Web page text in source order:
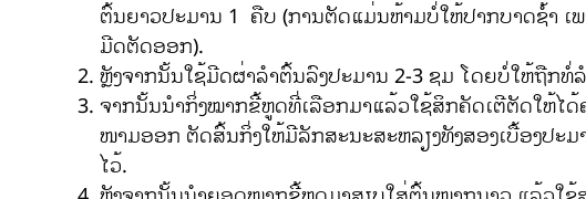
ຕົ້ນຍາວປະມານ 1 ຄືບ (ການຕັດແມ່ນຫ້າມບໍ່ໃຫ້ປາກບາດຊ້ຳ ເ
ມີດຕັດອອກ).
ຫຼັງຈາກນັ້ນໃຊ້ມີດຜ່າລຳຕົ້ນລົງປະມານ 2-3 ຊມ ໂດຍບໍ່ໃຫ້ຖືກທໍ່ລ
ຈາກນັ້ນນຳກິ່ງໝາກຂີ້ຫູດທີ່ເລືອກມາແລ້ວໃຊ້ສິກຄັດເຕີຕັດໃຫ້ໄ
ໜາມອອກ ຕັດສົ້ນກິ່ງໃຫ້ມີລັກສະນະສະຫລຽງທັງສອງເບື້ອງປະ
ໄວ້.